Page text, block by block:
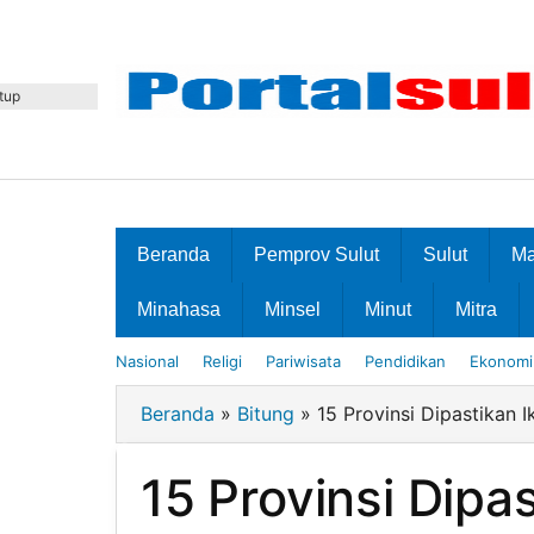
Beranda Pemprov Sulut Sulut
Minahasa Minsel Minut Mitra
Nasional Religi Pariwisata Pendidikan
Beranda » Bitung » 15 Provinsi Dipastikan
15 Provinsi